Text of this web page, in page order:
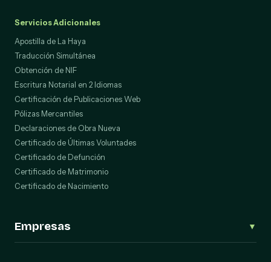
Servicios Adicionales
Apostilla de La Haya
Traducción Simultánea
Obtención de NIF
Escritura Notarial en 2 Idiomas
Certificación de Publicaciones Web
Pólizas Mercantiles
Declaraciones de Obra Nueva
Certificado de Últimas Voluntades
Certificado de Defunción
Certificado de Matrimonio
Certificado de Nacimiento
Empresas ▼